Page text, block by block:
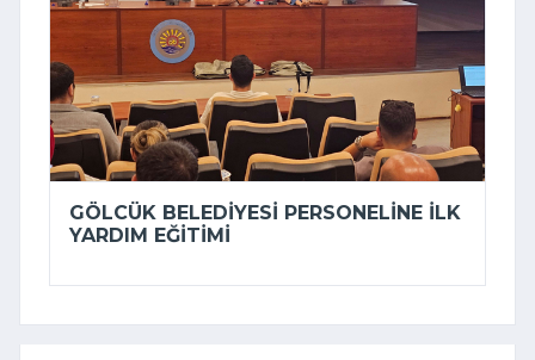
GÖLCÜK BELEDIYESI PERSONELINE ILK
YARDIM EĞITIMI